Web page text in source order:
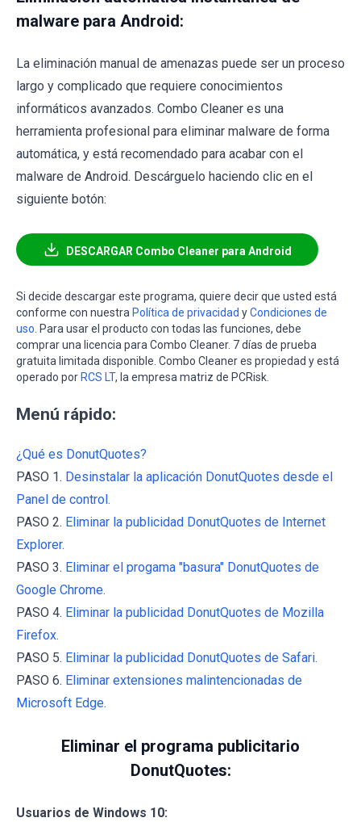
malware para Android:
La eliminación manual de amenazas puede ser un proceso
largo y complicado que requiere conocimientos
informáticos avanzados. Combo Cleaner es una
herramienta profesional para eliminar malware de forma
automática, y está recomendado para acabar con el
malware de Android. Descárguelo haciendo clic en el
siguiente botón:
DESCARGAR Combo Cleaner para Android
Si decide descargar este programa, quiere decir que usted está
conforme con nuestra Política de privacidad yCondiciones de
uso. Para usar el producto con todas las funciones, debe
comprar una licencia para Combo Cleaner. 7 días de prueba
gratuita limitada disponible. Combo Cleaner es propiedad y está
operado por RCS LT, la empresa matriz de PCRisk.
Menú rápido:
¿Qué es DonutQuotes?
PASO 1. Desinstalar la aplicación DonutQuotes desde el
Panel de control.
PASO 2. Eliminar la publicidad DonutQuotes de Internet
Explorer.
PASO 3. Eliminar el progama "basura" DonutQuotes de
Google Chrome.
PASO 4. Eliminar la publicidad DonutQuotes de Mozilla
Firefox.
PASO 5. Eliminar la publicidad DonutQuotes de Safari.
PASO 6. Eliminar extensiones malintencionadas de
Microsoft Edge.
Eliminar el programa publicitario
DonutQuotes:
Usuarios de Windows 10: